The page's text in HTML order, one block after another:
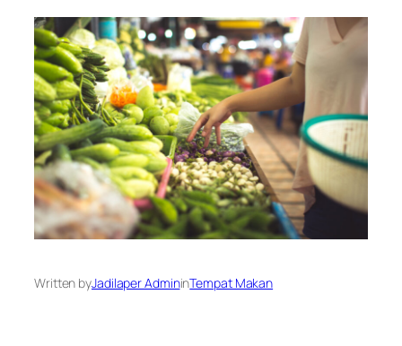
Written byJadilaper AdmininTempat Makan